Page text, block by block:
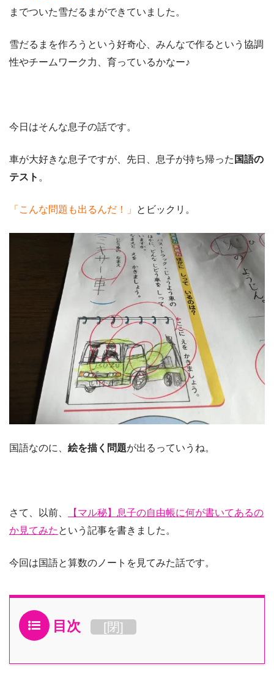
までついた雪だるまができていました。
雪だるまを作ろうという好奇心、みんなで作るという協調
性やチームワーク力、育っているかなー♪
今日はそんな息子の話です。
車が大好きな息子ですが、先日、息子が持ち帰った 国語の
テスト 。
「こんな問題も出るんだ！」 とビックリ。
国語なのに、 絵を描く問題が出るっていうね。
さて、以前、
【マル秘】息子の自由帳に何が書いてあるの
か見てみた という記事を書きました。
今回は国語と算数のノートを見てみた話です。
目次 [閉]